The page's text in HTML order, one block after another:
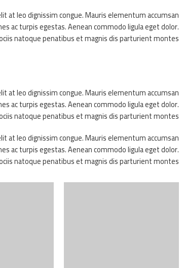
at leo dignissim congue. Mauris elementum accumsan
ac turpis egestas. Aenean commodo ligula eget dolor.
natoque penatibus et magnis dis parturient montes.
at leo dignissim congue. Mauris elementum accumsan
ac turpis egestas. Aenean commodo ligula eget dolor.
natoque penatibus et magnis dis parturient montes.
at leo dignissim congue. Mauris elementum accumsan
ac turpis egestas. Aenean commodo ligula eget dolor.
natoque penatibus et magnis dis parturient montes.